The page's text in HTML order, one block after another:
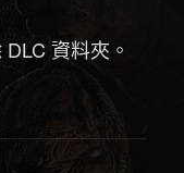
資料夾。